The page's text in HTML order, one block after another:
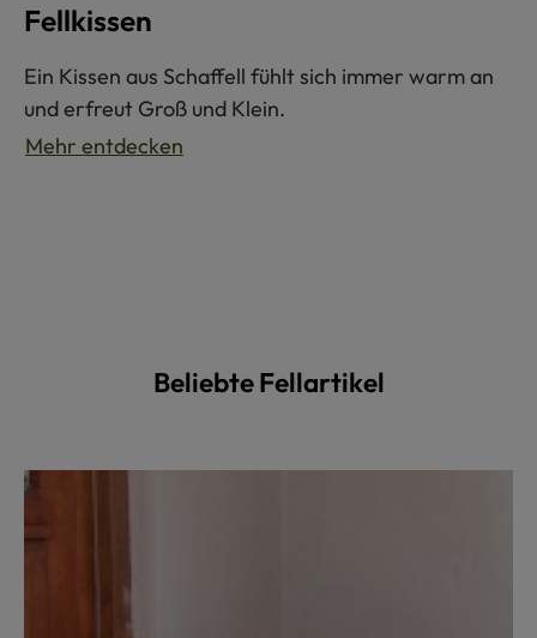
Fellkissen
Ein Kissen aus Schaffell fühlt sich immer warm an
und erfreut Groß und Klein.
Mehr entdecken
Beliebte Fellartikel
Produktgalerie überspringen